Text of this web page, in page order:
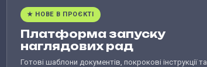
★ НОВЕ В ПРОЄКТІ
Платформа запуску
наглядових рад
Готові шаблони документів, покрокові інструкції та